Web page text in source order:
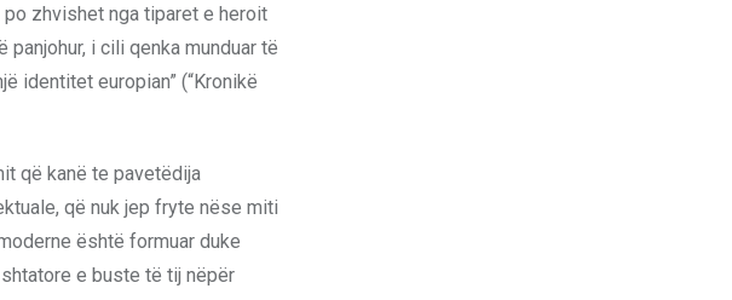
zhvishet nga tiparet e heroit
i cili qenka munduar të
identitet europian” (“Kronikë
që kanë te pavetëdija
që nuk jep fryte nëse miti
është formuar duke
e buste të tij nëpër